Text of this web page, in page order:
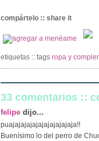
compártelo :: share it
etiquetas :: tags ropa y
33 comentarios ::
felipe dijo...
puajajajajajajajajajajaja!!
Buenísimo lo del perro de